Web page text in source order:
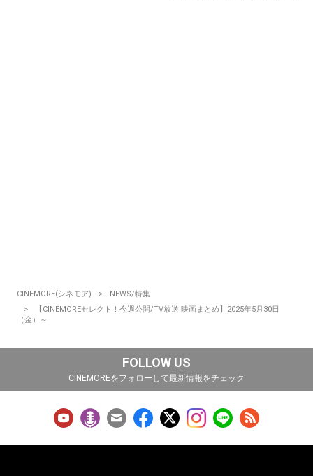
CINEMORE(シネモア)
NEWS/特集
【CINEMOREセレクト！今週公開/TV放送 映画まとめ】2025年5月30日
（金）～
FOLLOW US
CINEMOREをフォローして最新情報をチェック